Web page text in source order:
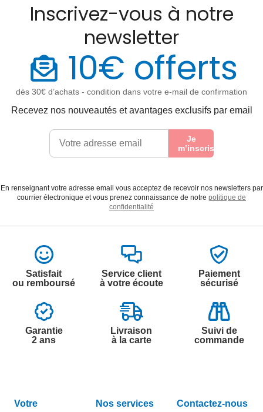
Inscrivez-vous à notre
newsletter
10€ offerts
dès 30€ d’achats - condition dans votre e-mail de confirmation
Recevez nos nouveautés et avantages exclusifs par email
Je
m’inscris
En renseignant votre adresse email vous acceptez de recevoir nos newsletters par
courrier électronique et vous prenez connaissance de notre politique de
confidentialité
Satisfait
ou remboursé
Service client
à votre écoute
Paiement
sécurisé
Garantie
2 ans
Livraison
à la carte
Suivi de
commande
Votre
Nos services Contactez-nous